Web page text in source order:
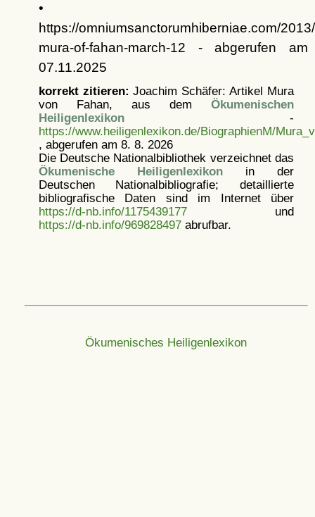
•
https://omniumsanctorumhiberniae.com/
mura-of-fahan-march-12 - abgerufen am
07.11.2025
korrekt zitieren: Joachim Schäfer: Artikel
Mura
von Fahan, aus dem Ökumenischen
Heiligenlexikon-
https://www.heiligenlexikon.de/BiographienM/
, abgerufen am 8. 8. 2026
Die Deutsche Nationalbibliothek verzeichnet das
Ökumenische Heiligenlexikonin der
Deutschen Nationalbibliografie; detaillierte
bibliografische Daten sind im Internet über
https://d-nb.info/1175439177und
https://d-nb.info/969828497abrufbar.
Ökumenisches Heiligenlexikon